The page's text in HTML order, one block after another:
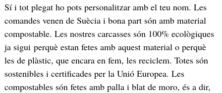
Sí i tot plegat ho pots personalitzar amb el teu nom. Les
comandes venen de Suècia i bona part són amb material
compostable. Les nostres carcasses són 100% ecològiques
ja sigui perquè estan fetes amb aquest material o perquè
les de plàstic, que encara en fem, les reciclem. Totes són
sostenibles i certificades per la Unió Europea. Les
compostables són fetes amb palla i blat de moro, és a dir,